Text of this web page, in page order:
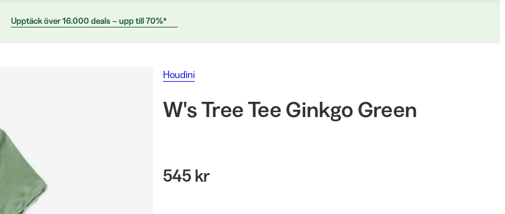
Upptäck över 16.000 deals – upp till 70%*
Houdini
W's Tree Tee Ginkgo Green
545 kr